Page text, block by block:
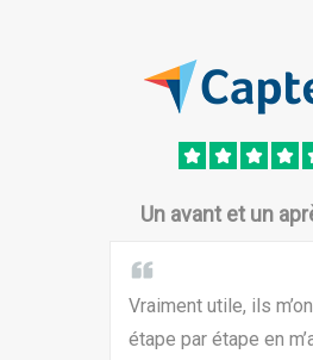
Un avant et un
Vraiment utile, ils
étape par étape en